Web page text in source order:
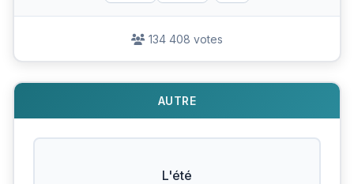
134 408 votes
AUTRE
L'été